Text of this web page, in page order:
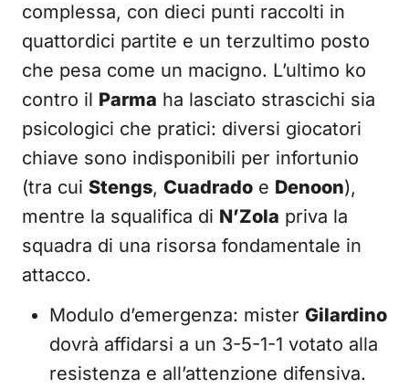
complessa, con dieci punti raccolti in
quattordici partite e un terzultimo posto
che pesa come un macigno. L’ultimo ko
contro il Parma ha lasciato strascichi sia
psicologici che pratici: diversi giocatori
chiave sono indisponibili per infortunio
(tra cui Stengs, Cuadrado e Denoon),
mentre la squalifica di N’Zola priva la
squadra di una risorsa fondamentale in
attacco.
Modulo d’emergenza: mister Gilardino
dovrà affidarsi a un 3-5-1-1 votato alla
resistenza e all’attenzione difensiva.